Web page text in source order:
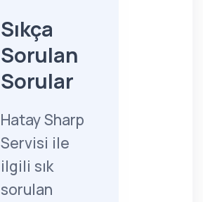
Sıkça
Sorulan
Sorular
Hatay Sharp
Servisi ile
ilgili sık
sorulan